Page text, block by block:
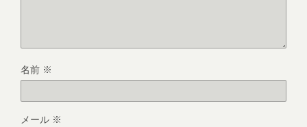
名前 ※
メール ※